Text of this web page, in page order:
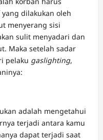
dilakukan oleh
menyerang sisi
sulit menyadari dan
Maka setelah sadar
pelaku gaslighting,
adalah mengetahui
terjadi antara kamu
dapat terjadi saat